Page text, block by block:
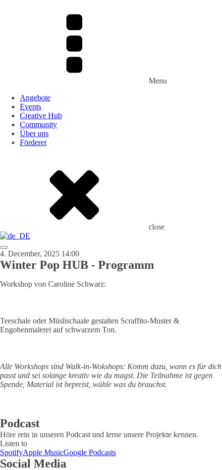
Menu
Angebote
Events
Creative Hub
Community
Über uns
Förderer
close
4. December, 2025 14:00
Winter Pop HUB - Programm
Workshop von Caroline Schwarz:
Teeschale oder Müslischaale gestalten Scraffito-Muster &
Engobenmalerei auf schwarzem Ton.
Alle Workshops sind Walk-in-Wokshops: Komm dazu, wann es für dich
passt und sei solange kreativ wie du magst. Die Teilnahme ist gegen
Spende, Material ist bepreist, wähle was du brauchst.
Podcast
Höre rein in unseren Podcast und lerne unsere Projekte kennen.
Listen to
SpotifyApple MusicGoogle Podcasts
Social Media